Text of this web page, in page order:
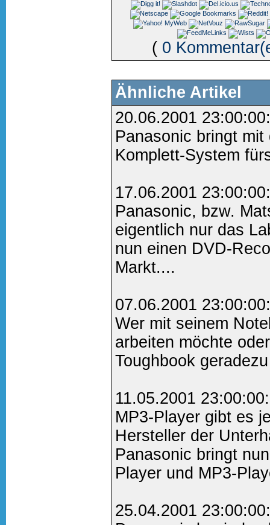
( 0
Ähnliche Artikel
20.06.2001
Panasonic bringt
Komplett-System
17.06.2001
Panasonic, bzw.
eigentlich nur das
nun einen DVD-
Markt....
07.06.2001
Wer mit seinem
arbeiten möchte
Toughbook
11.05.2001
MP3-Player gibt es
Hersteller der
Panasonic bringt
Player und MP3-
25.04.2001